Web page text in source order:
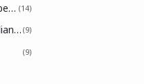
food-and-beverage 14
home-appliance 9
9